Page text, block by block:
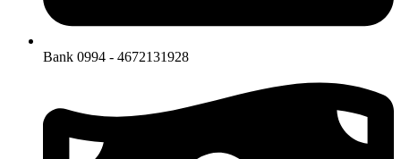
Bank 0994 - 4672131928